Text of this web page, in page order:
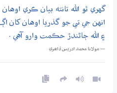
گهري ٿو الله تانته بيان ڪري
انهن جي تي جو گذريا اوهان کان
۽ الله ڄاڻندڙ حڪمت وارو آهي .
— مولانا محمد ادريس ڏاھري